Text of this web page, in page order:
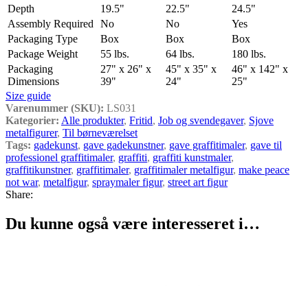
Depth
19.5" 22.5"
24.5"
Assembly Required
No No
Yes
Packaging Type
Box Box
Box
Package Weight
55 lbs. 64 lbs.
180 lbs.
Packaging
Dimensions
27" x 26" x
39"
45" x 35" x
24"
46" x 142" x
25"
Size guide
Varenummer (SKU): LS031
Kategorier: Alle produkter, Fritid, Job og svendegaver, Sjove
metalfigurer, Til børneværelset
Tags: gadekunst, gave gadekunstner, gave graffitimaler, gave til
professionel graffitimaler, graffiti, graffiti kunstmaler,
graffitikunstner, graffitimaler, graffitimaler metalfigur, make peace
not war, metalfigur, spraymaler figur, street art figur
Share:
Du kunne også være interesseret i…